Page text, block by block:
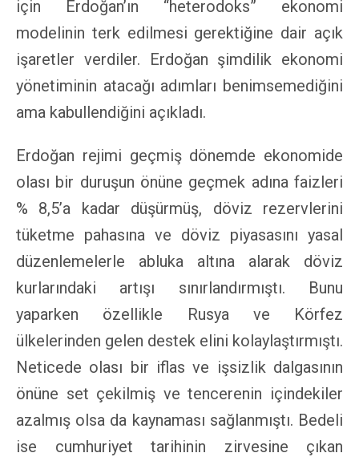
için Erdoğan’ın “heterodoks” ekonomi
modelinin terk edilmesi gerektiğine dair açık
işaretler verdiler. Erdoğan şimdilik ekonomi
yönetiminin atacağı adımları benimsemediğini
ama kabullendiğini açıkladı.
Erdoğan rejimi geçmiş dönemde ekonomide
olası bir duruşun önüne geçmek adına faizleri
% 8,5’a kadar düşürmüş, döviz rezervlerini
tüketme pahasına ve döviz piyasasını yasal
düzenlemelerle abluka altına alarak döviz
kurlarındaki artışı sınırlandırmıştı. Bunu
yaparken özellikle Rusya ve Körfez
ülkelerinden gelen destek elini kolaylaştırmıştı.
Neticede olası bir iflas ve işsizlik dalgasının
önüne set çekilmiş ve tencerenin içindekiler
azalmış olsa da kaynaması sağlanmıştı. Bedeli
ise cumhuriyet tarihinin zirvesine çıkan